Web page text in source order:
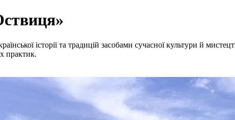
історії та традицій засобами сучасної культури й
практик.